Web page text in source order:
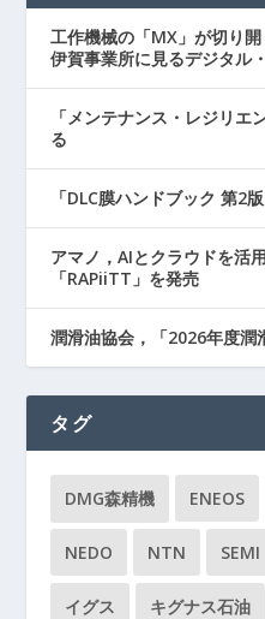
工作機械の「MX」が切り
伊賀事業所に見るデジタル
「メンテナンス・レジリ
る
「DLC膜ハンドブック 第2
アマノ，AIとクラウドを活
「RAPiiTT」を発売
潤滑油協会，「2026年度潤
タグ
DMG森精機 ENEOS
NEDO NTN SEMI
イグス キグナス石油